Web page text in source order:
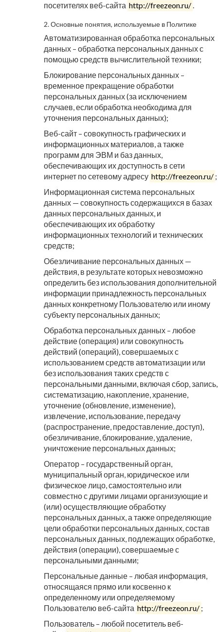
посетителях веб-сайта http://freezeon.ru/.
2. Основные понятия, используемые в Политике
Автоматизированная обработка персональных
данных – обработка персональных данных с
помощью средств вычислительной техники;
Блокирование персональных данных –
временное прекращение обработки
персональных данных (за исключением
случаев, если обработка необходима для
уточнения персональных данных);
Веб-сайт – совокупность графических и
информационных материалов, а также
программ для ЭВМ и баз данных,
обеспечивающих их доступность в сети
интернет по сетевому адресу http://freezeon.ru/ ;
Информационная система персональных
данных — совокупность содержащихся в базах
данных персональных данных, и
обеспечивающих их обработку
информационных технологий и технических
средств;
Обезличивание персональных данных —
действия, в результате которых невозможно
определить без использования дополнительной
информации принадлежность персональных
данных конкретному Пользователю или иному
субъекту персональных данных;
Обработка персональных данных – любое
действие (операция) или совокупность
действий (операций), совершаемых с
использованием средств автоматизации или
без использования таких средств с
персональными данными, включая сбор, запись,
систематизацию, накопление, хранение,
уточнение (обновление, изменение),
извлечение, использование, передачу
(распространение, предоставление, доступ),
обезличивание, блокирование, удаление,
уничтожение персональных данных;
Оператор – государственный орган,
муниципальный орган, юридическое или
физическое лицо, самостоятельно или
совместно с другими лицами организующие и
(или) осуществляющие обработку
персональных данных, а также определяющие
цели обработки персональных данных, состав
персональных данных, подлежащих обработке,
действия (операции), совершаемые с
персональными данными;
Персональные данные – любая информация,
относящаяся прямо или косвенно к
определенному или определяемому
Пользователю веб-сайта http://freezeon.ru/ ;
Пользователь – любой посетитель веб-